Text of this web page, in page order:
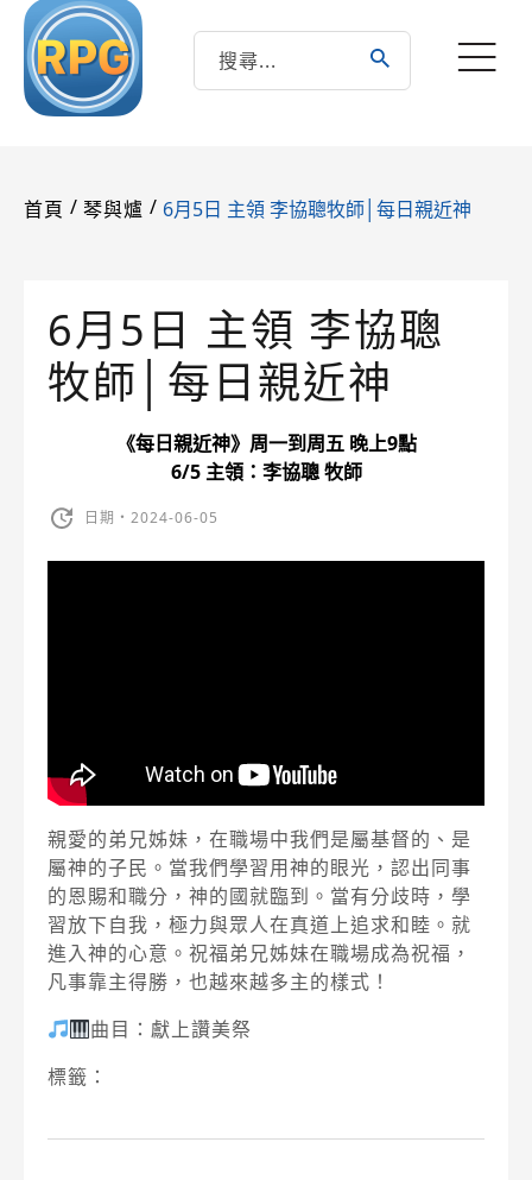
首頁 / 琴與爐 / 6月5日 主領 李協聰牧師│每日親近神
6月5日 主領 李協聰
牧師│每日親近神
《每日親近神》周一到周五 晚上9點
6/5 主領：李協聰 牧師
日期・2024-06-05
親愛的弟兄姊妹，在職場中我們是屬基督的、是
屬神的子民。當我們學習用神的眼光，認出同事
的恩賜和職分，神的國就臨到。當有分歧時，學
習放下自我，極力與眾人在真道上追求和睦。就
進入神的心意。祝福弟兄姊妹在職場成為祝福，
凡事靠主得勝，也越來越多主的樣式！
曲目：獻上讚美祭
標籤：